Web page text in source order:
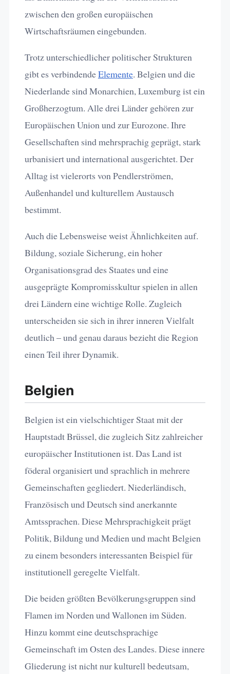
zwischen den großen europäischen
Wirtschaftsräumen eingebunden.
Trotz unterschiedlicher politischer Strukturen
gibt es verbindendeElemente. Belgien und die
Niederlande sind Monarchien, Luxemburg ist ein
Großherzogtum. Alle drei Länder gehören zur
Europäischen Union und zur Eurozone. Ihre
Gesellschaften sind mehrsprachig geprägt, stark
urbanisiert und international ausgerichtet. Der
Alltag ist vielerorts von Pendlerströmen,
Außenhandel und kulturellem Austausch
bestimmt.
Auch die Lebensweise weist Ähnlichkeiten auf.
Bildung, soziale Sicherung, ein hoher
Organisationsgrad des Staates und eine
ausgeprägte Kompromisskultur spielen in allen
drei Ländern eine wichtige Rolle. Zugleich
unterscheiden sie sich in ihrer inneren Vielfalt
deutlich – und genau daraus bezieht die Region
einen Teil ihrer Dynamik.
Belgien
Belgien ist ein vielschichtiger Staat mit der
Hauptstadt Brüssel, die zugleich Sitz zahlreicher
europäischer Institutionen ist. Das Land ist
föderal organisiert und sprachlich in mehrere
Gemeinschaften gegliedert. Niederländisch,
Französisch und Deutsch sind anerkannte
Amtssprachen. Diese Mehrsprachigkeit prägt
Politik, Bildung und Medien und macht Belgien
zu einem besonders interessanten Beispiel für
institutionell geregelte Vielfalt.
Die beiden größten Bevölkerungsgruppen sind
Flamen im Norden und Wallonen im Süden.
Hinzu kommt eine deutschsprachige
Gemeinschaft im Osten des Landes. Diese innere
Gliederung ist nicht nur kulturell bedeutsam,